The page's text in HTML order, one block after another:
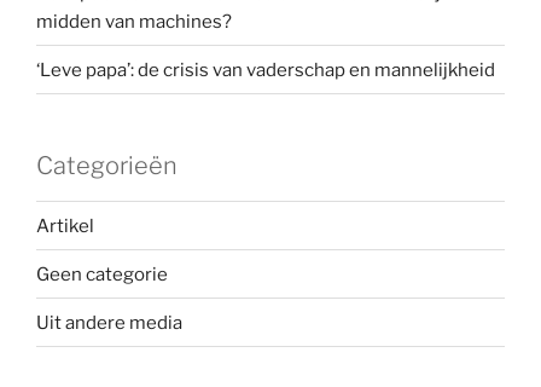
midden van machines?
‘Leve papa’: de crisis van vaderschap en mannelijkheid
Categorieën
Artikel
Geen categorie
Uit andere media